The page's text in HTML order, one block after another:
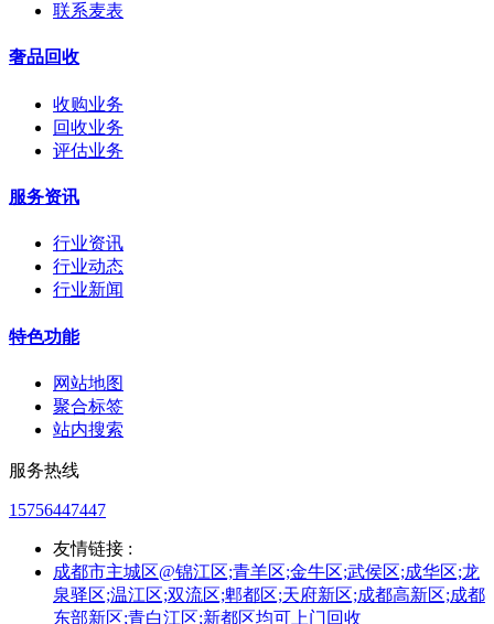
联系麦表
奢品回收
收购业务
回收业务
评估业务
服务资讯
行业资讯
行业动态
行业新闻
特色功能
网站地图
聚合标签
站内搜索
服务热线
15756447447
友情链接 :
成都市主城区@锦江区;青羊区;金牛区;武侯区;成华区;龙
泉驿区;温江区;双流区;郫都区;天府新区;成都高新区;成都
东部新区;青白江区;新都区均可上门回收